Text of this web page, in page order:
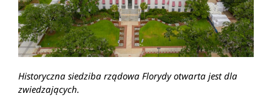
Historyczna siedziba rządowa Florydy otwarta jest dla
zwiedzających.